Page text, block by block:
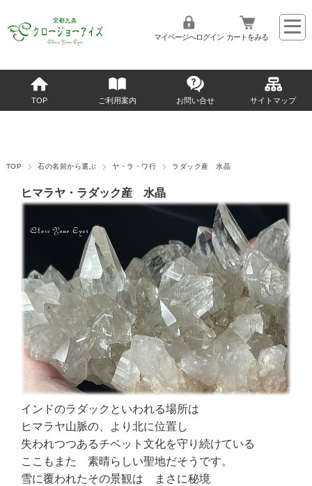
マイページへログイン カートをみる
TOP ご利用案内 お問い合せ サイトマップ
TOP 石の名前から選ぶ ヤ・ラ・ワ行 ラダック産 水晶
ヒマラヤ・ラダック産 水晶
インドのラダックといわれる場所は
ヒマラヤ山脈の、より北に位置し
失われつつあるチベット文化を守り続けている
ここもまた 素晴らしい聖地だそうです。
雪に覆われたその景観は まさに秘境